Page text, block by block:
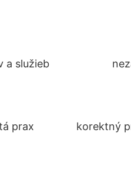
a služieb
prax
korektný